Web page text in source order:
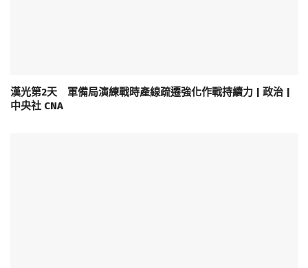
漢光第2天 軍備局演練戰時產線疏遷強化作戰持續力 | 政治 |
中央社 CNA